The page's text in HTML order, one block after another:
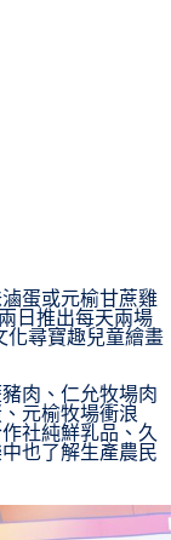
蛋或元榆甘蔗雞
日推出每天兩場
化尋寶趣兒童繪畫
肉、仁允牧場肉
元榆牧場衝浪
社純鮮乳品、久
也了解生產農民